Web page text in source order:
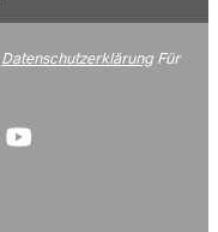
Datenschutzerklärung Für